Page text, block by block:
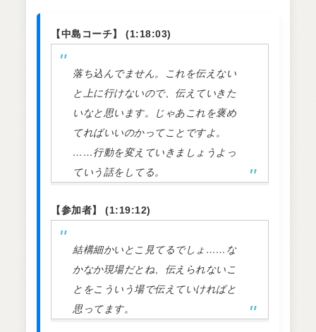
【中島コーチ】 (1:18:03)
落ち込んでません。これを伝えない
と上に行けないので、伝えていきた
いなと思います。じゃあこれを褒め
てればいいのかってことですよ。
……行動を変えていきましょうよっ
ていう話をしてる。
【参加者】 (1:19:12)
結構細かいとこ見てるでしょ……な
かなか現場だとね、伝えられないこ
とをこういう場で伝えていければと
思ってます。